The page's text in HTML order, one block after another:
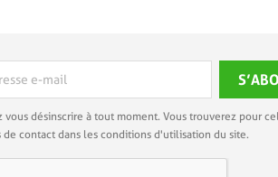
vous désinscrire à tout moment. Vous trouverez pour
de contact dans les conditions d'utilisation du site.